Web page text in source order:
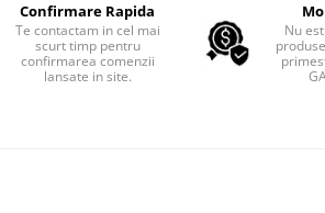
Confirmare Rapida
Te contactam in cel mai
scurt timp pentru
confirmarea comenzii
lansate in site.
Nu